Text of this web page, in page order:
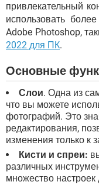
привлекательный
использовать
Adobe Photoshop,
2022 для ПК.
Основные
Слои. Одна из
что вы можете
фотографий. Это
редактирования,
изменения только к
Кисти и спреи:
различных
множество настроек